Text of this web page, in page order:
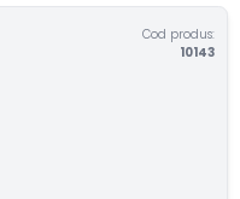
Cod produs:
10143